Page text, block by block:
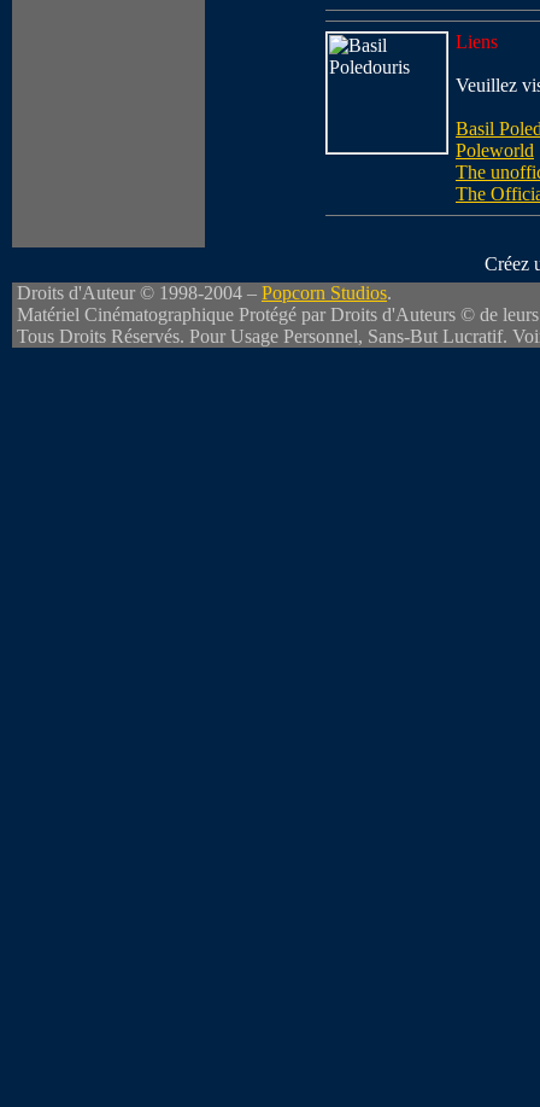
Liens
Veuillez
Basil
Poleworld
The
The
Créez
Droits d'Auteur © 1998-2004 – Popcorn Studios.
Matériel Cinématographique Protégé par Droits d'Auteurs © de
Tous Droits Réservés. Pour Usage Personnel, Sans-But Lucratif.